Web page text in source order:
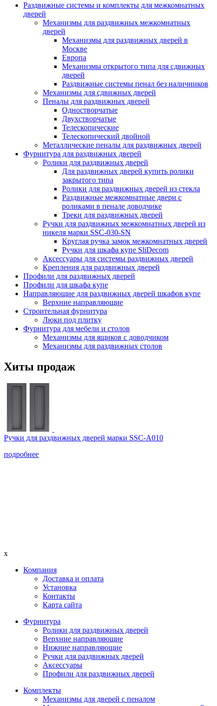
Раздвижные системы и комплекты для межкомнатных
дверей
Механизмы для раздвижных межкомнатных
дверей
Механизмы для раздвижных дверей в
Москве
Европа
Механизмы открытого типа для сдвижных
дверей
Раздвижные системы пенал без наличников
Механизмы для сдвижных дверей
Пеналы для раздвижных дверей
Одностворчатые
Двухстворчатые
Телескопические
Телескопический двойной
Металлические пеналы для раздвижных дверей
Фурнитура для раздвижных дверей
Ролики для раздвижных дверей
Для раздвижных дверей купить ролики
закрытого типа
Ролики для раздвижных дверей из стекла
Раздвижные межкомнатные двери с
роликами в пенале доводчике
Треки для раздвижных дверей
Ручки для раздвижных межкомнатных дверей из
никеля марки SSC-030-SN
Круглая ручка замок межкомнатных дверей
Ручки для шкафа купе SliDecom
Аксессуары для системы раздвижных дверей
Крепления для раздвижных дверей
Профили для раздвижных дверей
Профили для шкафа купе
Направляющие для раздвижных дверей шкафов купе
Верхние направляющие
Строительная фурнитура
Люки под плитку
Фурнитура для мебели и столов
Механизмы для ящиков с доводчиком
Механизмы для раздвижных столов
Хиты продаж
Ручки для раздвижных дверей марки SSC-А010
подробнее
x
Компания
Доставка и оплата
Установка
Контакты
Карта сайта
Фурнитура
Ролики для раздвижных дверей
Верхние направляющие
Нижние направляющие
Ручки для раздвижных дверей
Аксессуары
Профили для раздвижных дверей
Комплекты
Механизмы для дверей с пеналом